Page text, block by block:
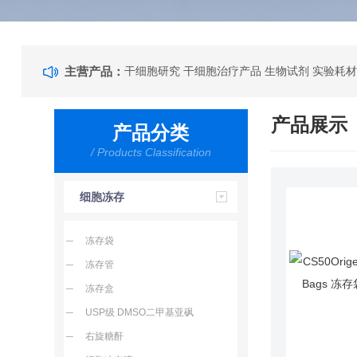
主营产品：干细胞研究 干细胞治疗产品 生物试剂 实验耗
产品分类
/ Products Classification
细胞冻存
冻存袋
冻存管
冻存盒
USP级 DMSO二甲基亚砜
右旋糖酐
产品展示